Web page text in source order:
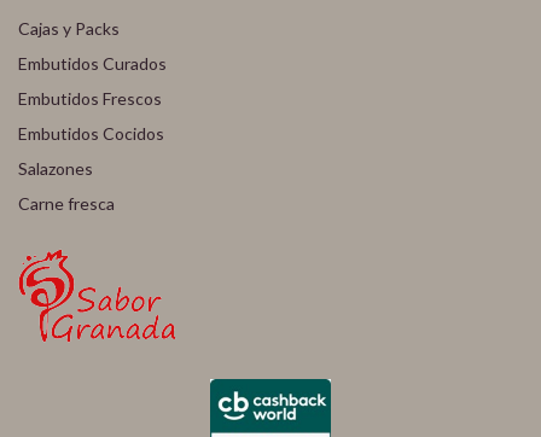
Cajas y Packs
Embutidos Curados
Embutidos Frescos
Embutidos Cocidos
Salazones
Carne fresca